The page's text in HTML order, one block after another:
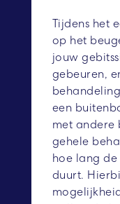
Tijdens het
op het
jouw
gebeuren,
een
met andere
gehele
hoe lang
duurt.